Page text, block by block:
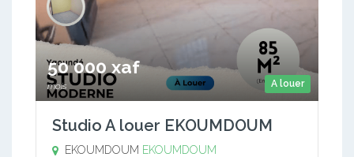
A louer
50 000 xaf
mois
Studio A louer EKOUMDOUM
EKOUMDOUM EKOUMDOUM